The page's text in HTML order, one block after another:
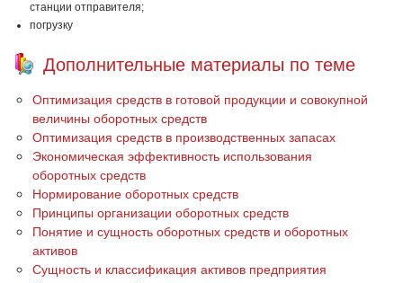
станции отправителя;
погрузку
Дополнительные материалы по теме
Оптимизация средств в готовой продукции и совокупной
величины оборотных средств
Оптимизация средств в производственных запасах
Экономическая эффективность использования
оборотных средств
Нормирование оборотных средств
Принципы организации оборотных средств
Понятие и сущность оборотных средств и оборотных
активов
Сущность и классификация активов предприятия